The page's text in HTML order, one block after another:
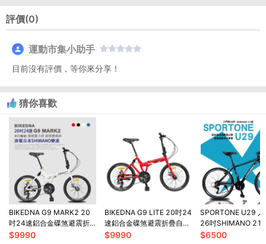
評價(0)
運動市集小助手
目前沒有評價，等你來分享！
猜你喜歡
BIKEDNA G9 MARK2 20
吋24速鋁合金碟煞避震折
疊自行車搭載SHIMANO變
$9990
BIKEDNA G9 LITE 20吋24
速鋁合金碟煞避震折疊自行
車 搭載SHIMANO24變速
$9990
SPORTONE U29
26吋SHIMANO 21
金前避震登山車都
$6500